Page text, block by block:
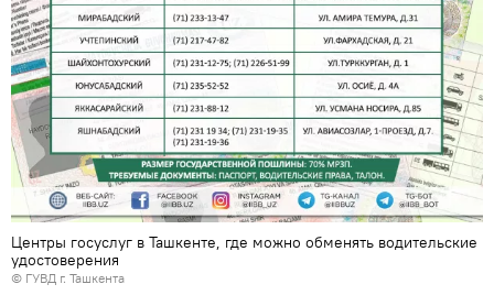
Центры госуслуг в Ташкенте, где можно обменять водительские
удостоверения
© ГУВД г. Ташкента